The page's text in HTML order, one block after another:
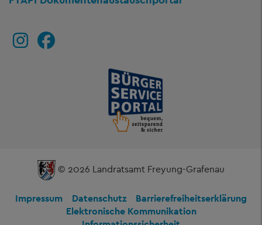
© 2026 Landratsamt Freyung-Grafenau
Impressum Datenschutz
Barrierefreiheitserklärung
Elektronische Kommunikation